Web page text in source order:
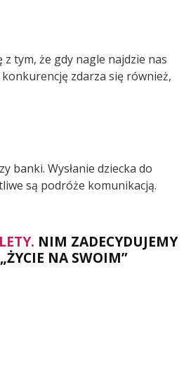
tym, że gdy nagle najdzie nas
zdarza się również,
banki. Wysłanie dziecka do
są podróże komunikacją.
NIM ZADECYDUJEMY
NA SWOIM”